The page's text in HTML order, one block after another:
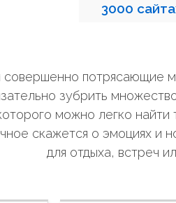
3000
совершенно потрясающие
зубрить
можно легко найти
скажется о эмоциях и
для отдыха, встреч